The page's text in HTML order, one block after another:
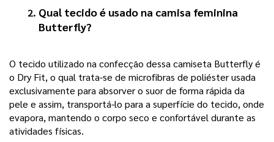
Qual tecido é usado na camisa feminina
Butterfly?
O tecido utilizado na confecção dessa camiseta Butterfly é
o Dry Fit, o qual trata-se de microfibras de poliéster usada
exclusivamente para absorver o suor de forma rápida da
pele e assim, transportá-lo para a superfície do tecido, onde
evapora, mantendo o corpo seco e confortável durante as
atividades físicas.